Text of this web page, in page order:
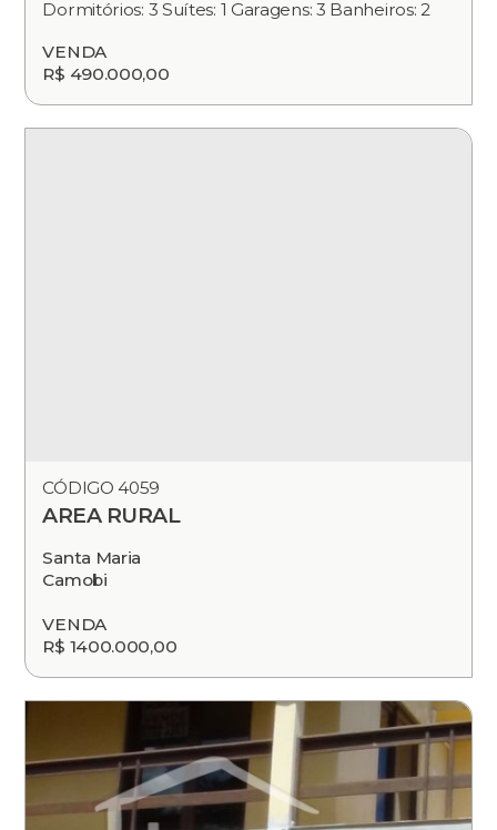
Dormitórios: 3 Suítes: 1 Garagens: 3 Banheiros: 2
VENDA
R$ 490.000,00
CÓDIGO 4059
AREA RURAL
Santa Maria
Camobi
VENDA
R$ 1400.000,00